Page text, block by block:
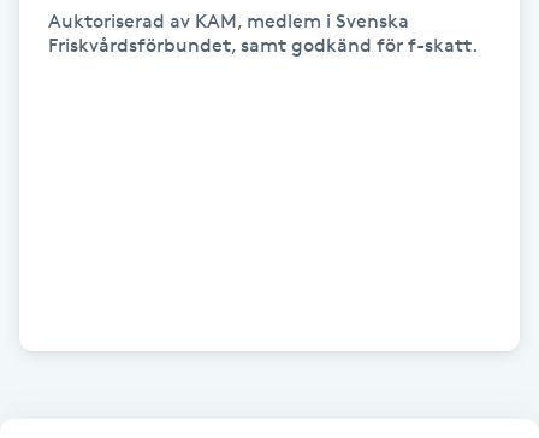
Idrottsmassage
Japansk massage
Auktoriserad av KAM, medlem i Svenska
Friskvårdsförbundet, samt godkänd för f-skatt.